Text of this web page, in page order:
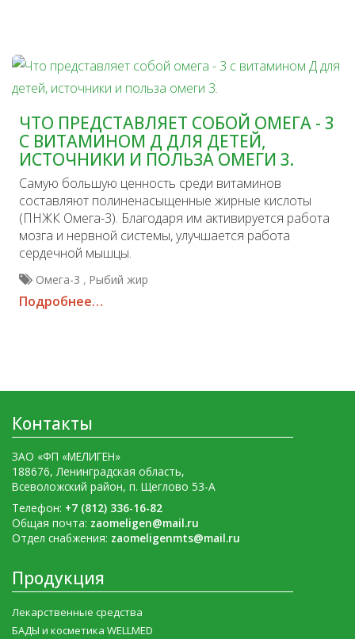
ЧТО ПРЕДСТАВЛЯЕТ СОБОЙ ОМЕГА - 3
С ВИТАМИНОМ Д ДЛЯ ДЕТЕЙ,
ИСТОЧНИКИ И ПОЛЬЗА ОМЕГИ 3.
Самую большую ценность среди витаминов
составляют полиненасыщенные жирные кислоты
(ПНЖК Омега-3). Благодаря им активируется работа
мозга и нервной системы, улучшается работа
сердечной мышцы.
Омега-3 , Рыбий жир
Подробнее…
Контакты
ЗАО «ФП «МЕЛИГЕН»
188676, Ленинградская область,
Всеволожский район, п. Щеглово 53-А
Телефон: +7 (812) 336-16-82
Общая почта: zaomeligen@mail.ru
Отдел снабжения: zaomeligenmts@mail.ru
Продукция
Лекарственные средства
БАДЫ и косметика WELLMED